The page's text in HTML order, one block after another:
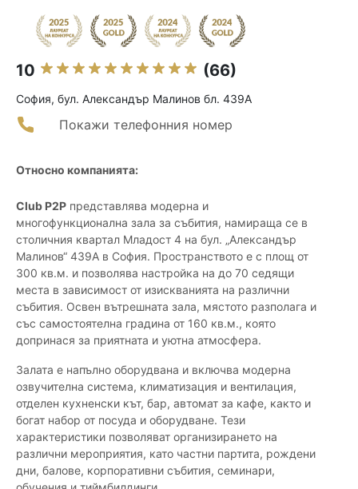
10 (66)
София, бул. Александър Малинов бл. 439А
Покажи телефонния номер
Относно компанията:
Club P2P представлява модерна и
многофункционална зала за събития, намираща се в
столичния квартал Младост 4 на бул. „Александър
Малинов“ 439А в София. Пространството е с площ от
300 кв.м. и позволява настройка на до 70 седящи
места в зависимост от изискванията на различни
събития. Освен вътрешната зала, мястото разполага и
със самостоятелна градина от 160 кв.м., която
допринася за приятната и уютна атмосфера.
Залата е напълно оборудвана и включва модерна
озвучителна система, климатизация и вентилация,
отделен кухненски кът, бар, автомат за кафе, както и
богат набор от посуда и оборудване. Тези
характеристики позволяват организирането на
различни мероприятия, като частни партита, рождени
дни, балове, корпоративни събития, семинари,